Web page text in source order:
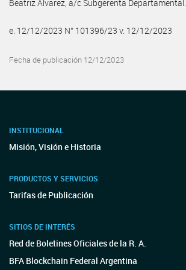
Beatriz Álvarez, a/c Subgerenta Departamental.
e. 12/12/2023 N° 101396/23 v. 12/12/2023
Fecha de publicación 12/12/2023
INSTITUCIONAL
Misión, Visión e Historia
PRODUCTOS Y SERVICIOS
Tarifas de Publicación
SITIOS DE INTERÉS
Red de Boletines Oficiales de la R. A.
BFA Blockchain Federal Argentina